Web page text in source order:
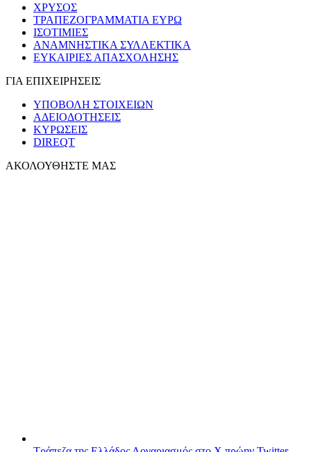
ΧΡΥΣΟΣ
ΤΡΑΠΕΖΟΓΡΑΜΜΑΤΙΑ ΕΥΡΩ
ΙΣΟΤΙΜΙΕΣ
ΑΝΑΜΝΗΣΤΙΚΑ ΣΥΛΛΕΚΤΙΚΑ
ΕΥΚΑΙΡΙΕΣ ΑΠΑΣΧΟΛΗΣΗΣ
ΓΙΑ ΕΠΙΧΕΙΡΗΣΕΙΣ
ΥΠΟΒΟΛΗ ΣΤΟΙΧΕΙΩΝ
ΑΔΕΙΟΔΟΤΗΣΕΙΣ
ΚΥΡΩΣΕΙΣ
DIREQT
ΑΚΟΛΟΥΘΗΣΤΕ ΜΑΣ